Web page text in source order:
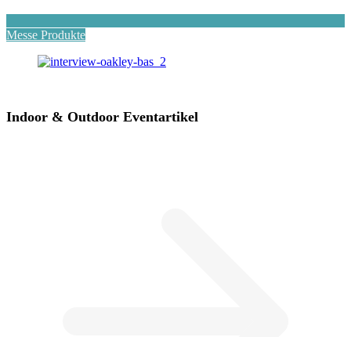
Messe Produkte
Indoor & Outdoor Eventartikel